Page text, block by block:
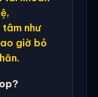
như
giờ bỏ